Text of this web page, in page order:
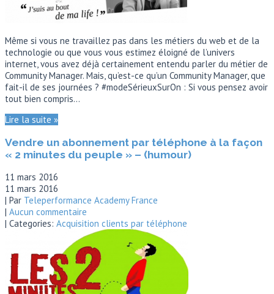
Même si vous ne travaillez pas dans les métiers du web et de la
technologie ou que vous vous estimez éloigné de l’univers
internet, vous avez déjà certainement entendu parler du métier de
Community Manager. Mais, qu’est-ce qu’un Community Manager, que
fait-il de ses journées ? #modeSérieuxSurOn : Si vous pensez avoir
tout bien compris…
Lire la suite »
Vendre un abonnement par téléphone à la façon
« 2 minutes du peuple » – (humour)
11 mars 2016
11 mars 2016
| Par Teleperformance Academy France
| Aucun commentaire
| Categories: Acquisition clients par téléphone